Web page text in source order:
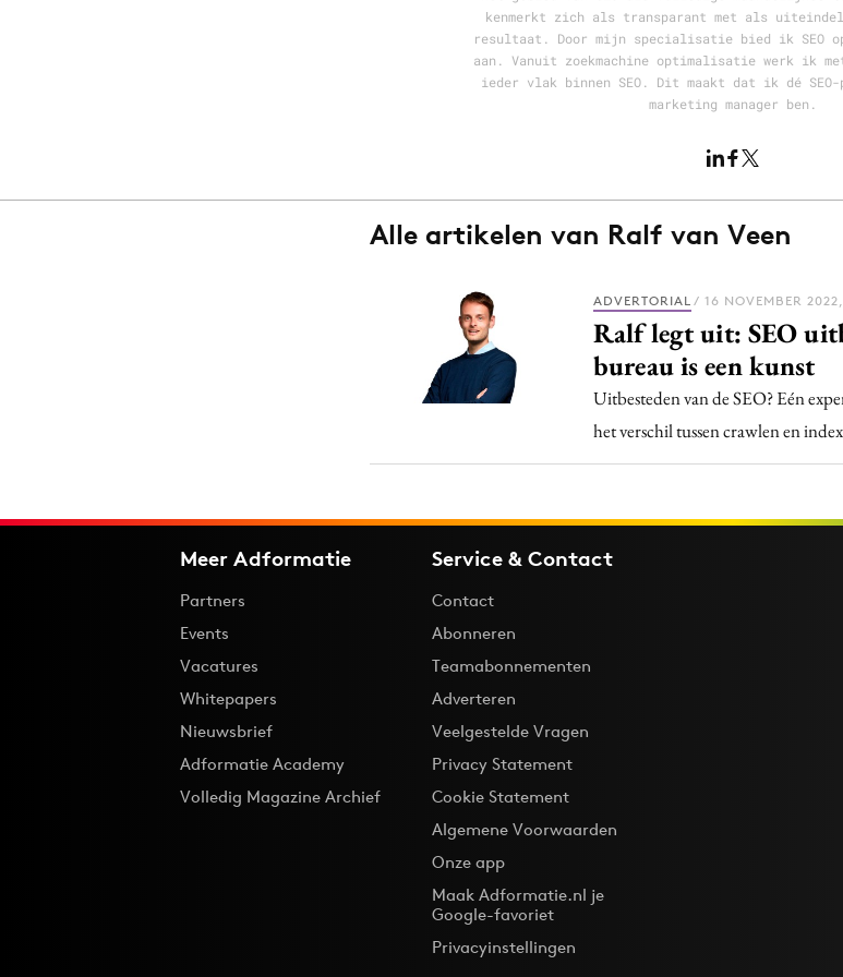
Gedragsverandering
Influencer marketing
Purpose
Reputatie &
kenmerkt zich als transparant met als
resultaat. Door mijn specialisatie bied ik SEO
aan. Vanuit zoekmachine optimalisatie werk ik
ieder vlak binnen SEO. Dit maakt dat ik dé
marketing manager ben.
Alle artikelen van Ralf van Veen
ADVERTORIAL / 16 NOVEMBER
Ralf legt uit: SEO
bureau is een kunst
Uitbesteden van de SEO? Eén
het verschil tussen crawlen en
Meer Adformatie
Partners
Events
Vacatures
Whitepapers
Nieuwsbrief
Adformatie Academy
Volledig Magazine Archief
Service & Contact
Contact
Abonneren
Teamabonnementen
Adverteren
Veelgestelde Vragen
Privacy Statement
Cookie Statement
Algemene Voorwaarden
Onze app
Maak Adformatie.nl je
Google-favoriet
Privacyinstellingen